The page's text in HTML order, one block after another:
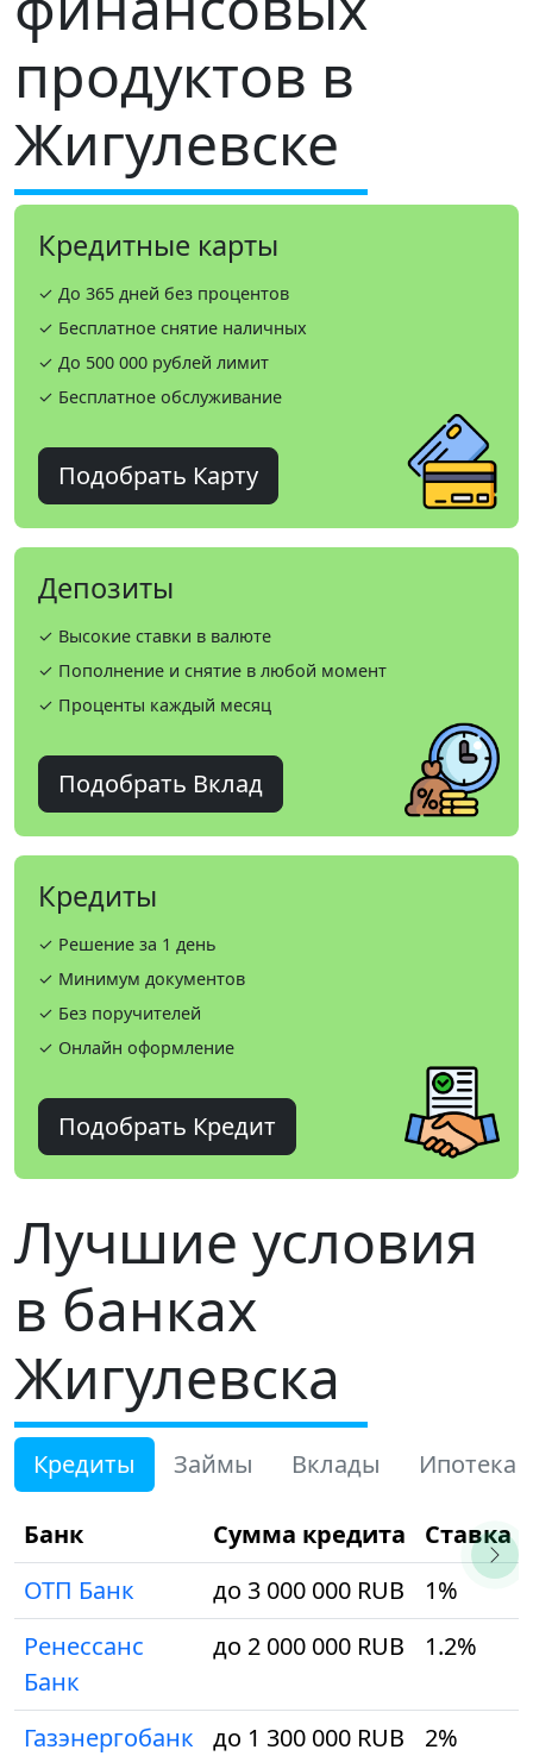
продуктов в
Жигулевске
Кредитные карты
✓ До 365 дней без процентов
✓ Бесплатное снятие наличных
✓ До 500 000 рублей лимит
✓ Бесплатное обслуживание
Подобрать Карту
Депозиты
✓ Высокие ставки в валюте
✓ Пополнение и снятие в любой момент
✓ Проценты каждый месяц
Подобрать Вклад
Кредиты
✓ Решение за 1 день
✓ Минимум документов
✓ Без поручителей
✓ Онлайн оформление
Подобрать Кредит
Лучшие условия
в банках
Жигулевска
Кредиты Займы Вклады Ипотека
Банк Сумма кредита
Ставка
ОТП Банк
до 3 000 000 RUB
1%
Ренессанс
Банк
до 2 000 000 RUB 1.2%
Газэнергобанк до 1 300 000 RUB 2%